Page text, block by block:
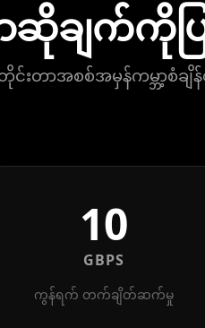
ဆိုချက်ကို
ာအစစ်အမှန်ကမ္ဘာ့စံချိန်
10
GBPS
ကွန်ရက် တက်ချိတ်ဆက်မှု